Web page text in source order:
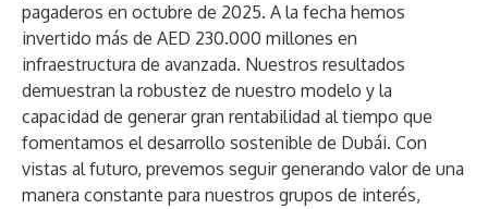
pagaderos en octubre de 2025. A la fecha hemos
invertido más de AED 230.000 millones en
infraestructura de avanzada. Nuestros resultados
demuestran la robustez de nuestro modelo y la
capacidad de generar gran rentabilidad al tiempo que
fomentamos el desarrollo sostenible de Dubái. Con
vistas al futuro, prevemos seguir generando valor de una
manera constante para nuestros grupos de interés,